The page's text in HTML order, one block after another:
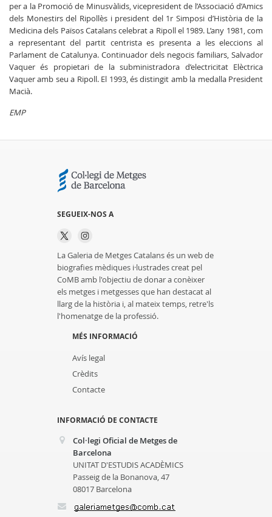
per a la Promoció de Minusvàlids, vicepresident de l’Associació d’Amics
dels Monestirs del Ripollès i president del 1r Simposi d’Història de la
Medicina dels Països Catalans celebrat a Ripoll el 1989. L’any 1981, com
a representant del partit centrista es presenta a les eleccions al
Parlament de Catalunya. Continuador dels negocis familiars, Salvador
Vaquer és propietari de la subministradora d’electricitat Elèctrica
Vaquer amb seu a Ripoll. El 1993, és distingit amb la medalla President
Macià.
EMP
SEGUEIX-NOS A
La Galeria de Metges Catalans és un web de
biografies mèdiques i·lustrades creat pel
CoMB amb l'objectiu de donar a conèixer
els metges i metgesses que han destacat al
llarg de la història i, al mateix temps, retre'ls
l'homenatge de la professió.
MÉS INFORMACIÓ
Avís legal
Crèdits
Contacte
INFORMACIÓ DE CONTACTE
Col·legi Oficial de Metges de
Barcelona
UNITAT D'ESTUDIS ACADÈMICS
Passeig de la Bonanova, 47
08017 Barcelona